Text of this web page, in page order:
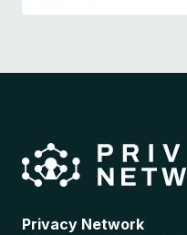
e
i
n
I
a
Privacy Network